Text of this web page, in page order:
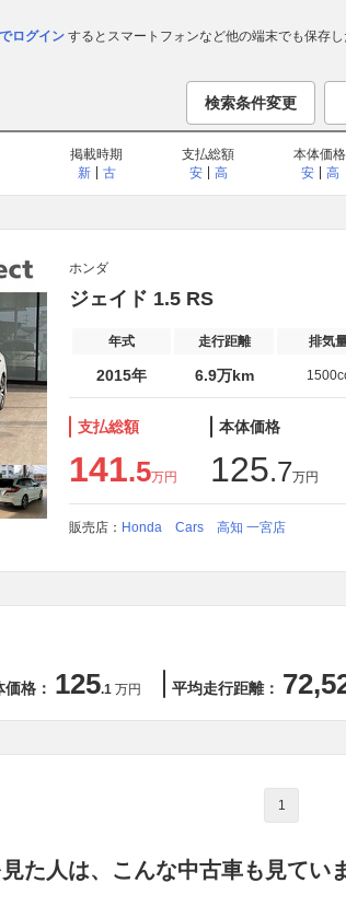
ログインするとスマートフォンなど他の端末でも保存
検索条件変更
掲載時期
新
古
支払総額
安
高
本体価格
安
高
ホンダ
ジェイド 1.5 RS
年式 走行距離 排気
2015年 6.9万km
支払総額
141.5万円
本体価格
125.7万円
販売店： Honda Cars 高知 一宮店
格： 125.1 万円 平均走行距離：
1
た人は、こんな中古車も見てい